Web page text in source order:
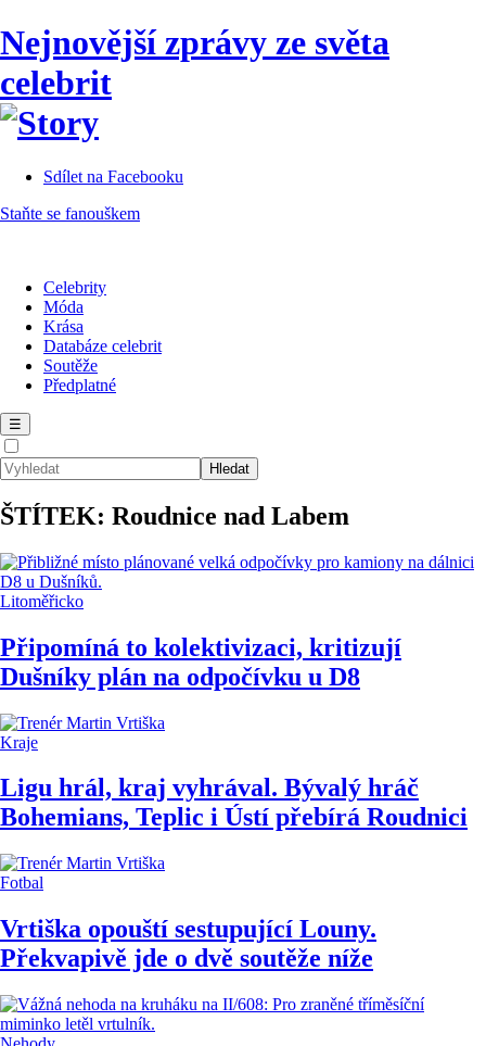
Nejnovější zprávy ze světa
celebrit
Sdílet na Facebooku
Staňte se fanouškem
Celebrity
Móda
Krása
Databáze celebrit
Soutěže
Předplatné
☰
ŠTÍTEK: Roudnice nad Labem
Litoměřicko
Připomíná to kolektivizaci, kritizují
Dušníky plán na odpočívku u D8
Kraje
Ligu hrál, kraj vyhrával. Bývalý hráč
Bohemians, Teplic i Ústí přebírá Roudnici
Fotbal
Vrtiška opouští sestupující Louny.
Překvapivě jde o dvě soutěže níže